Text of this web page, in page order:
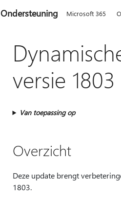
Ondersteuning Microsoft 365
versie
Van toepassing op
Overzicht
Deze update brengt
1803.